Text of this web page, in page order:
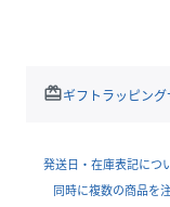
性別タイプ
redeemギフトラッピン
発送日・在庫表記につ
同時に複数の商品を